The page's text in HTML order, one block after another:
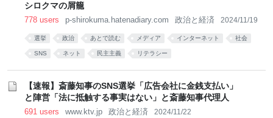
シロクマの屑籠
778 users p-shirokuma.hatenadiary.com 政治と経済 2024/11/19
選挙 政治 あとで読む メディア インターネット 社会
SNS ネット 民主主義 リテラシー
【速報】斎藤知事のSNS選挙「広告会社に金銭支払い」
と陣営「法に抵触する事実はない」と斎藤知事代理人
691 users www.ktv.jp 政治と経済 2024/11/22